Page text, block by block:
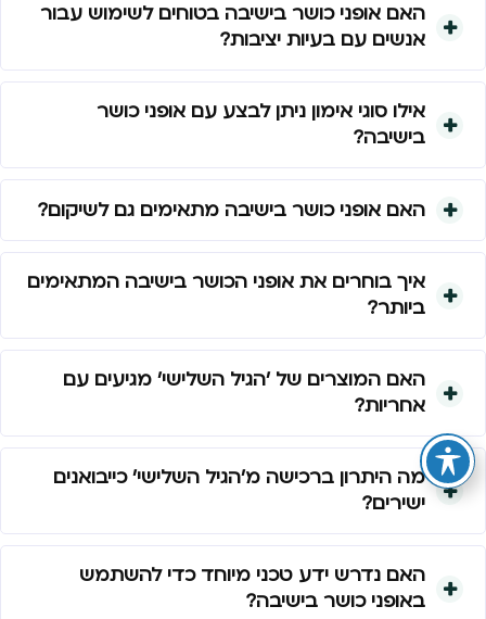
האם אופני כושר בישיבה בטוחים לשימוש עבור
אנשים עם בעיות יציבות?
אילו סוגי אימון ניתן לבצע עם אופני כושר
בישיבה?
האם אופני כושר בישיבה מתאימים גם לשיקום?
איך בוחרים את אופני הכושר בישיבה המתאימים
ביותר?
האם המוצרים של 'הגיל השלישי' מגיעים עם
אחריות?
מה היתרון ברכישה מ'הגיל השלישי' כייבואנים
ישירים?
האם נדרש ידע טכני מיוחד כדי להשתמש
באופני כושר בישיבה?